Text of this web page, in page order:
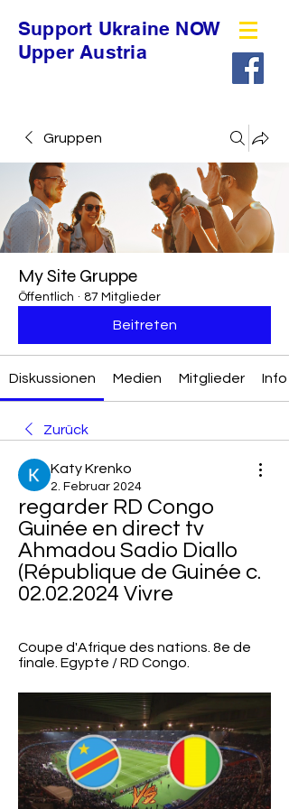
Support Ukraine NOW
Upper Austria
Gruppen
My Site Gruppe
Öffentlich · 87 Mitglieder
Beitreten
Diskussionen Medien Mitglieder Info
Zurück
Katy Krenko
2. Februar 2024
regarder RD Congo
Guinée en direct tv
Ahmadou Sadio Diallo
(République de Guinée c.
02.02.2024 Vivre
Coupe d'Afrique des nations. 8e de
finale. Egypte / RD Congo.